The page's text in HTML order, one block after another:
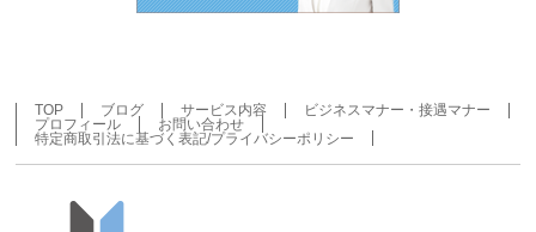
TOP ブログ サービス内容
ビジネスマナー・接遇マナー
プロフィール
お問い合わせ
特定商取引法に基づく表記/プライバシーポリシー